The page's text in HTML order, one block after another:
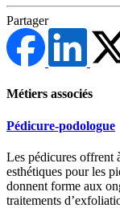
Partager
Métiers associés
Pédicure-podologue
Les pédicures offrent
esthétiques pour les
donnent forme aux
traitements